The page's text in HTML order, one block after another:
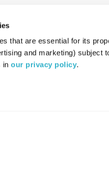
that are essential for its
and marketing) subject
in our privacy policy.